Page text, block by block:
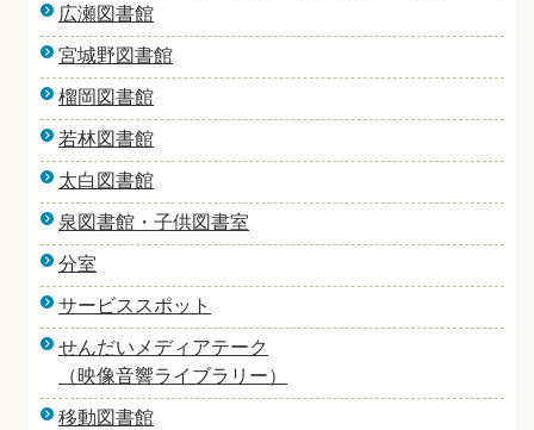
広瀬図書館
宮城野図書館
榴岡図書館
若林図書館
太白図書館
泉図書館・子供図書室
分室
サービススポット
せんだいメディアテーク
（映像音響ライブラリー）
移動図書館